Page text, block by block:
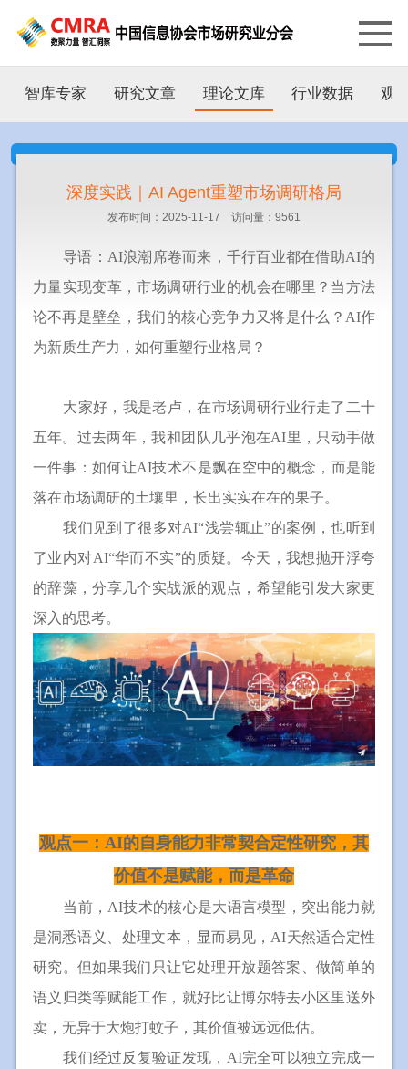
智库专家 研究文章 理论文库 行业数据 观
深度实践｜AI Agent重塑市场调研格局
发布时间：2025-11-17 访问量：9561
导语：AI浪潮席卷而来，千行百业都在借助AI的
力量实现变革，市场调研行业的机会在哪里？当方法
论不再是壁垒，我们的核心竞争力又将是什么？AI作
为新质生产力，如何重塑行业格局？
大家好，我是老卢，在市场调研行业行走了二十
五年。过去两年，我和团队几乎泡在AI里，只动手做
一件事：如何让AI技术不是飘在空中的概念，而是能
落在市场调研的土壤里，长出实实在在的果子。
我们见到了很多对AI“浅尝辄止”的案例，也听到
了业内对AI“华而不实”的质疑。今天，我想抛开浮夸
的辞藻，分享几个实战派的观点，希望能引发大家更
深入的思考。
观点一：AI的自身能力非常契合定性研究，其
价值不是赋能，而是革命
当前，AI技术的核心是大语言模型，突出能力就
是洞悉语义、处理文本，显而易见，AI天然适合定性
研究。但如果我们只让它处理开放题答案、做简单的
语义归类等赋能工作，就好比让博尔特去小区里送外
卖，无异于大炮打蚊子，其价值被远远低估。
我们经过反复验证发现，AI完全可以独立完成一